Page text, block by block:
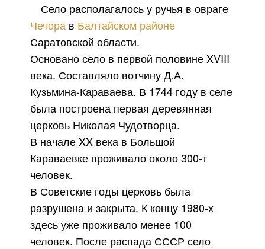
Село располагалось у ручья в овраге
Чечора в Балтайском районе
Саратовской области.
Основано село в первой половине XVIII
века. Составляло вотчину Д.А.
Кузьмина-Караваева. В 1744 году в селе
была построена первая деревянная
церковь Николая Чудотворца.
В начале XX века в Большой
Караваевке проживало около 300-т
человек.
В Советские годы церковь была
разрушена и закрыта. К концу 1980-х
здесь уже проживало менее 100
человек. После распада СССР село